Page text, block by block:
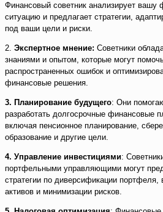
Финансовый советник анализирует вашу
ситуацию и предлагает стратегии,
под ваши цели и риски.
2. Экспертное мнение: Советники
знаниями и опытом, которые могут
распространенных ошибок и
финансовые решения.
3. Планирование будущего: Они
разработать долгосрочные финансовые
включая пенсионное планирование,
образование и другие цели.
4. Управление инвестициями:
портфельными управляющими могут
стратегии по диверсификации портфеля,
активов и минимизации рисков.